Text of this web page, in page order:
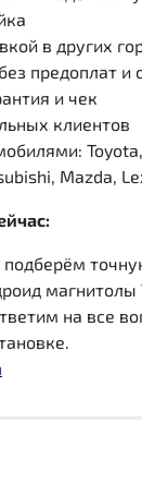
в других
предоплат и
и чек
клиентов
Mazda,
подберём
магнитолы
на все